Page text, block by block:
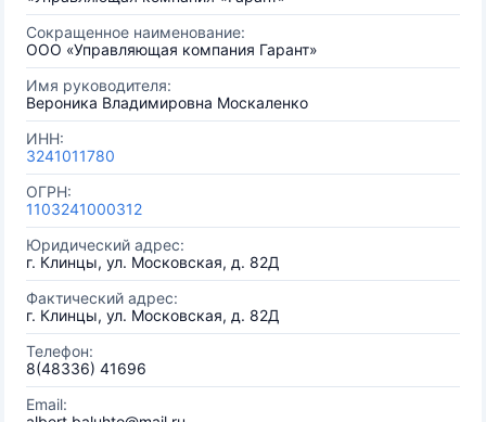
Сокращенное наименование:
ООО «Управляющая компания Гарант»
Имя руководителя:
Вероника Владимировна Москаленко
ИНН:
3241011780
ОГРН:
1103241000312
Юридический адрес:
г. Клинцы, ул. Московская, д. 82Д
Фактический адрес:
г. Клинцы, ул. Московская, д. 82Д
Телефон:
8(48336) 41696
Email: